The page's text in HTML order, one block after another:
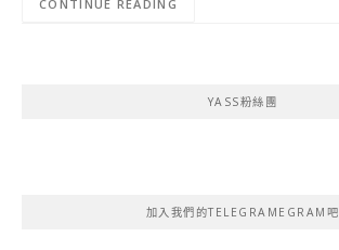
CONTINUE READING
YASS粉絲團
加入我們的TELEGRAMEGRAM吧